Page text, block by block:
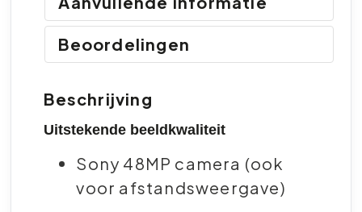
Beoordelingen
Beschrijving
Uitstekende beeldkwaliteit
Sony 48MP camera (ook
voor afstandsweergave)